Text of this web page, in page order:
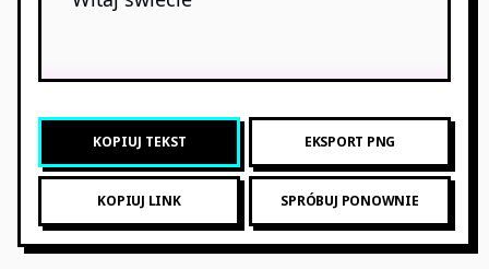
KOPIUJ TEKST EKSPORT PNG
KOPIUJ LINK SPRÓBUJ PONOWNIE